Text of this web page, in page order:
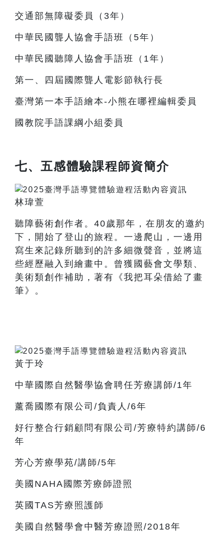
交通部無障礙委員（3年）
中華民國聾人協會手語班（5年）
中華民國聽障人協會手語班（1年）
第一、四屆國際聾人電影節執行長
臺灣第一本手語繪本-小熊在哪裡編輯委員
國教院手語課綱小組委員
七、五感體驗課程師資簡介
林瑋萱
聽障藝術創作者。40歲那年，在朋友的邀約
下，開始了登山的旅程。一邊爬山，一邊用
寫生來記錄所聽到的許多細微聲音，並將這
些經歷融入到繪畫中。曾獲國藝會文學類、
美術類創作補助，著有《我把耳朵借給了畫
筆》。
黃于玲
中華國際自然醫學協會聘任芳療講師/1年
薰喬國際有限公司/負責人/6年
好行整合行銷顧問有限公司/芳療特約講師/6
年
芳心芳療學苑/講師/5年
美國NAHA國際芳療師證照
英國TAS芳療照護師
美國自然醫學會中醫芳療證照/2018年